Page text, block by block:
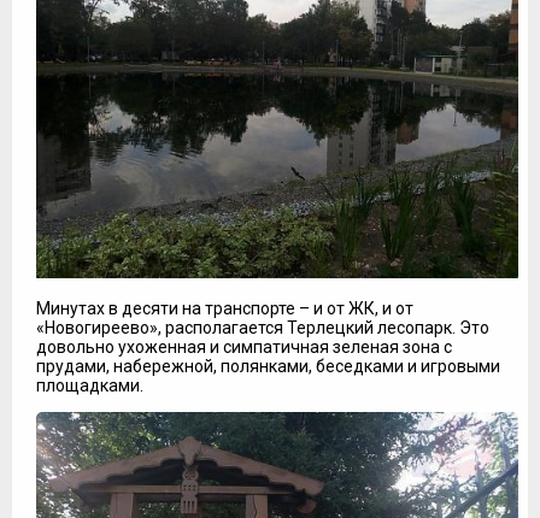
Минутах в десяти на транспорте – и от ЖК, и от
«Новогиреево», располагается Терлецкий лесопарк. Это
довольно ухоженная и симпатичная зеленая зона с
прудами, набережной, полянками, беседками и игровыми
площадками.